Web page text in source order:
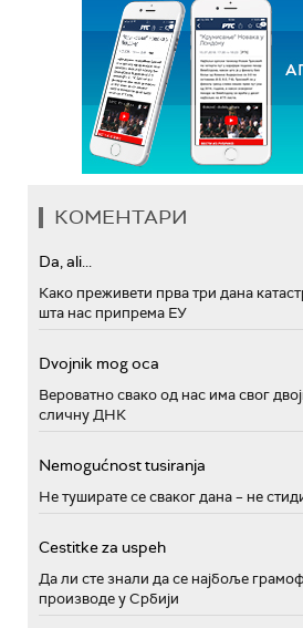
КОМЕНТАРИ
Da, ali...
Како преживети прва три дана
шта нас припрема ЕУ
Dvojnik mog oca
Вероватно свако од нас има свог
сличну ДНК
Nemogućnost tusiranja
Не туширате се сваког дана – не
Cestitke za uspeh
Да ли сте знали да се најбоље
производе у Србији